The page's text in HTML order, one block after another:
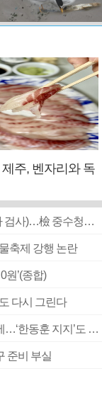
주, 벤자리와 독
■ 검사 신분 버리고 직급하향(10년 이하 저연차 검사)…檢 중수청행 기피
축제 강행 논란
원’(종합)
다시 그린다
■ 국힘 부산시당, ‘정이한 조력’ 시의원 윤리위에…‘한동훈 지지’도 신고접수
준비 부실